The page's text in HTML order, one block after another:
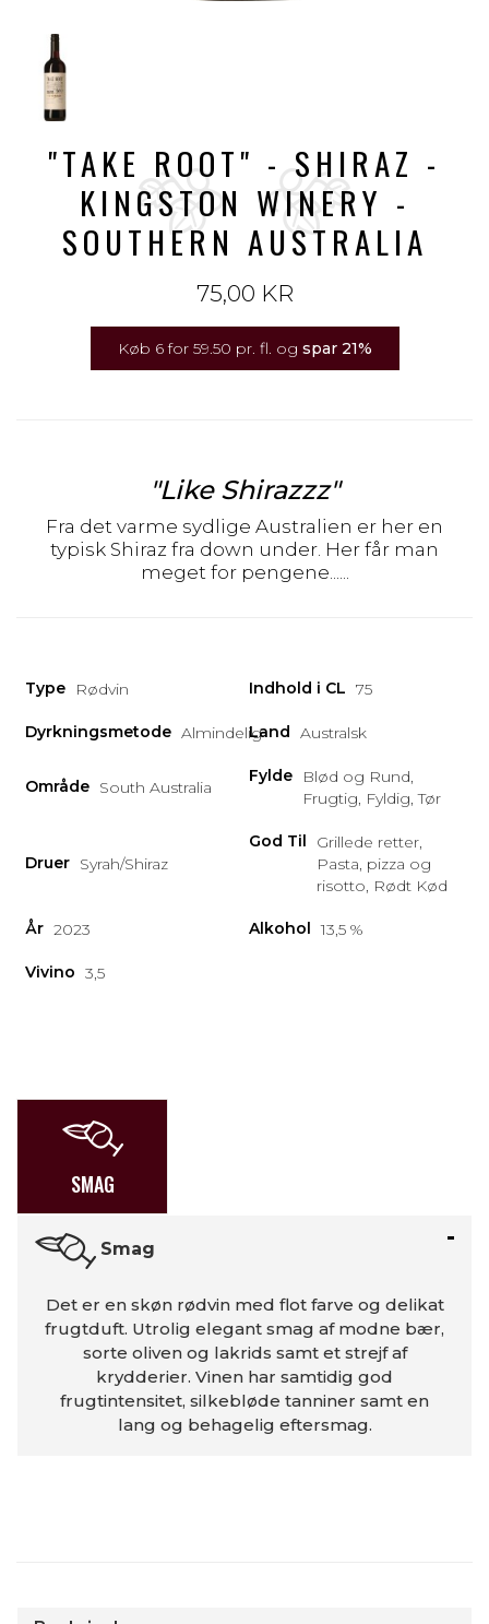
"TAKE ROOT" - SHIRAZ -
KINGSTON WINERY -
SOUTHERN AUSTRALIA
75,00 KR
Køb 6 for 59.50 pr. fl. og spar 21%
"Like Shirazzz"
Fra det varme sydlige Australien er her en
typisk Shiraz fra down under. Her får man
meget for pengene......
Type Rødvin Indhold i CL 75
Dyrkningsmetode AlmindeligLand Australsk
Område South Australia
Fylde
Blød og Rund,
Frugtig, Fyldig, Tør
Druer Syrah/Shiraz
God Til
Grillede retter,
Pasta, pizza og
risotto, Rødt Kød
År 2023 Alkohol 13,5 %
Vivino 3,5
SMAG
Smag
Det er en skøn rødvin med flot farve og delikat
frugtduft. Utrolig elegant smag af modne bær,
sorte oliven og lakrids samt et strejf af
krydderier. Vinen har samtidig god
frugtintensitet, silkebløde tanniner samt en
lang og behagelig eftersmag.